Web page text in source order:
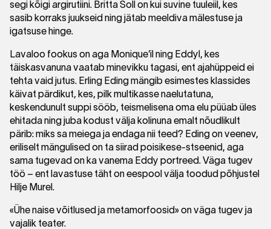
segi kõigi argirutiini. Britta Soll on kui suvine tuuleiil, kes
sasib korraks juukseid ning jätab meeldiva mälestuse ja
igatsuse hinge.
Lavaloo fookus on aga Monique’il ning Eddyl, kes
täiskasvanuna vaatab minevikku tagasi, ent ajahüppeid ei
tehta vaid jutus. Erling Eding mängib esimestes klassides
käivat pärdikut, kes, pilk multikasse naelutatuna,
keskendunult suppi sööb, teismelisena oma elu püüab üles
ehitada ning juba kodust välja kolinuna emalt nõudlikult
pärib: miks sa meiega ja endaga nii teed? Eding on veenev,
eriliselt mängulised on ta siirad poisikese-stseenid, aga
sama tugevad on ka vanema Eddy portreed. Väga tugev
töö – ent lavastuse täht on eespool välja toodud põhjustel
Hilje Murel.
«Ühe naise võitlused ja metamorfoosid» on väga tugev ja
vajalik teater.